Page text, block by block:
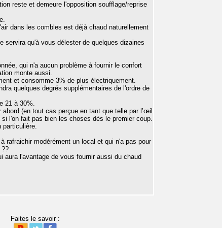
reste et demeure l'opposition soufflage/reprise
dans les combles est déjà chaud naturellement
servira qu'à vous délester de quelques dizaines
qui n'a aucun problème à fournir le confort
monte aussi.
et consomme 3% de plus électriquement.
quelques degrés supplémentaires de l'ordre de
21 à 30%.
(en tout cas perçue en tant que telle par l’œil
l'on fait pas bien les choses dés le premier coup.
particulière.
rafraichir modérément un local et qui n'a pas pour
aura l'avantage de vous fournir aussi du chaud
Faites le savoir :